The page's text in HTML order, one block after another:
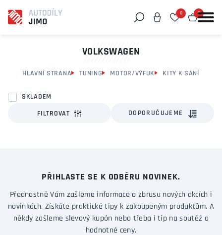
0 0
VOLKSWAGEN
HLAVNÍ STRANA TUNING MOTOR/VÝFUK KITY K SÁNÍ
SKLADEM
FILTROVAT DOPORUČUJEME
PŘIHLASTE SE K ODBĚRU NOVINEK.
Přednostně Vám zašleme informace o zbrusu nových akcích i
novinkách. Získáte praktické tipy k zakoupeným produktům. A
někdy zašleme slevový kupón nebo třeba i tip na soutěž o
hodnotné ceny.